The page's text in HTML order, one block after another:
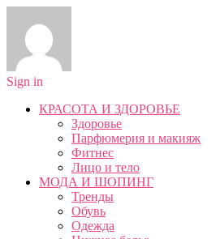
Sign in
КРАСОТА И ЗДОРОВЬЕ
Здоровье
Парфюмерия и макияж
Фитнес
Лицо и тело
МОДА И ШОПИНГ
Тренды
Обувь
Одежда